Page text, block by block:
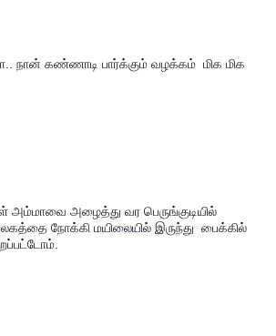
கண்ணாடி பார்க்கும் வழக்கம்  மிக மிக
அம்மாவை அழைத்து வர பெருங்குடியில்
நோக்கி மயிலையில் இருந்து  பைக்கில்